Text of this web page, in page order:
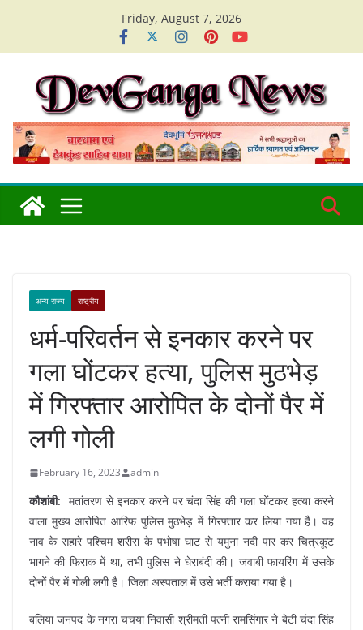
content
Friday, August 7, 2026
अन्य राज्य राष्ट्रीय
धर्म-परिवर्तन से इनकार करने पर
गला घोंटकर हत्या, पुलिस मुठभेड़
में गिरफ्तार आरोपित के दोनों पैर में
लगी गोली
February 16, 2023 admin
कौशांबी: मतांतरण से इनकार करने पर चंदा सिंह की गला घोंटकर हत्या करने
वाला मुख्य आरोपित आरिफ पुलिस मुठभेड़ में गिरफ्तार कर लिया गया है। वह
नाव के सहारे पश्चिम शरीरा के पभोषा घाट से यमुना नदी पार कर चित्रकूट
भागने की फिराक में था, तभी पुलिस ने घेराबंदी की। जवाबी फायरिंग में उसके
दोनों पैर में गोली लगी है। जिला अस्पताल में उसे भर्ती कराया गया है।
बलिया जनपद के नगरा चचया निवासी श्रीमती पत्नी रामसिंगार ने बेटी चंदा सिंह